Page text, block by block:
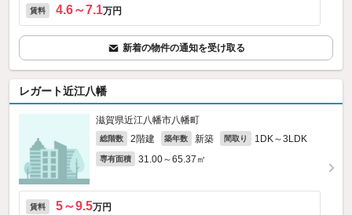
賃料 4.6～7.1万円
新着の物件の通知を受け取る
レガート近江八幡
滋賀県近江八幡市八幡町
総階数 2階建 築年数 新築 間取り 1DK～3LDK
専有面積 31.00～65.37㎡
賃料 5～9.5万円